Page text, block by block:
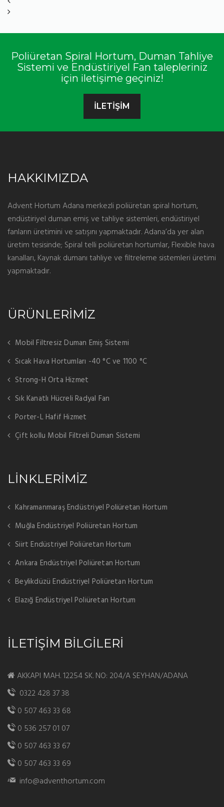
Poliüretan Spiral Hortum, Duman Tahliye
Sistemi ve Endüstiriyel Fan talepleriniz
için iletişime geçiniz!
İLETİŞİM
HAKKIMIZDA
Advent Hortum Adana merkezli poliüretan spiral hortum,
endüstiriyel duman emiş ve tahliye sistemleri, endüstiriyel
fanların üretimini ve satışını yapmaktadır. Adana’da yer alan
üretim tesisinde; Spiral telli poliüretan hortumlar, Flexible hava
kanalları, Kaynak dumanı tahliye ve filtreleme sistemleri üretimi
yapmaktadır.
ÜRÜNLERİMİZ
Mobil Filtresiz Duman Emiş Sistemi
Sıcak Hava Hortumları -40 °C ve 1100 °C
Strong-H Orta Hizmet
Sık Kanatlı Hücreli Radyal Fan
Porter-L Hafif Hizmet
Çift kollu Mobil Filtreli Duman Sistemi
LİNKLERİMİZ
Kahramanmaraş Endüstriyel Poliüretan Hortum
Muğla Endüstriyel Poliüretan Hortum
Siirt Endüstriyel Poliüretan Hortum
Ankara Endüstriyel Poliüretan Hortum
Beylikdüzü Endüstriyel Poliüretan Hortum
Elazığ Endüstriyel Poliüretan Hortum
İLETİŞİM BİLGİLERİ
AKKAPI MAH. 12254 SK. NO: 204/A SEYHAN/ADANA
0322 428 37 38
0 507 463 33 68
0 536 257 01 07
0 507 463 33 67
0 507 463 33 69
info@adventhortum.com